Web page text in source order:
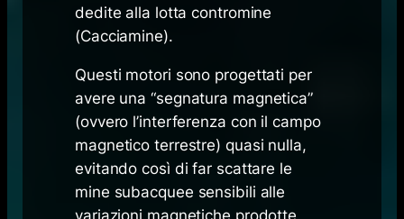
dedite alla lotta contromine
(Cacciamine).
Questi motori sono progettati per
avere una “segnatura magnetica”
(ovvero l’interferenza con il campo
magnetico terrestre) quasi nulla,
evitando così di far scattare le
mine subacquee sensibili alle